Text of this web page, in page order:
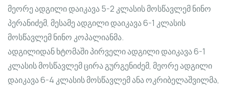
მეორე ადგილი დაიკავა 5-2 კლასის მოსწავლემ ნინო
პერანიძემ, მესამე ადგილი დაიკავა 6-1 კლასის
მოსწავლემ ნინო კოპალიანმა.
ადგილიდან ხტომაში პირველი ადგილი დაიკავა 6-1
კლასის მოსწავლემ ცირა გურგენიძემ, მეორე ადგილი
დაიკავა 6-4 კლასის მოსწავლემ ანა ოკრიბელაშვილმა,